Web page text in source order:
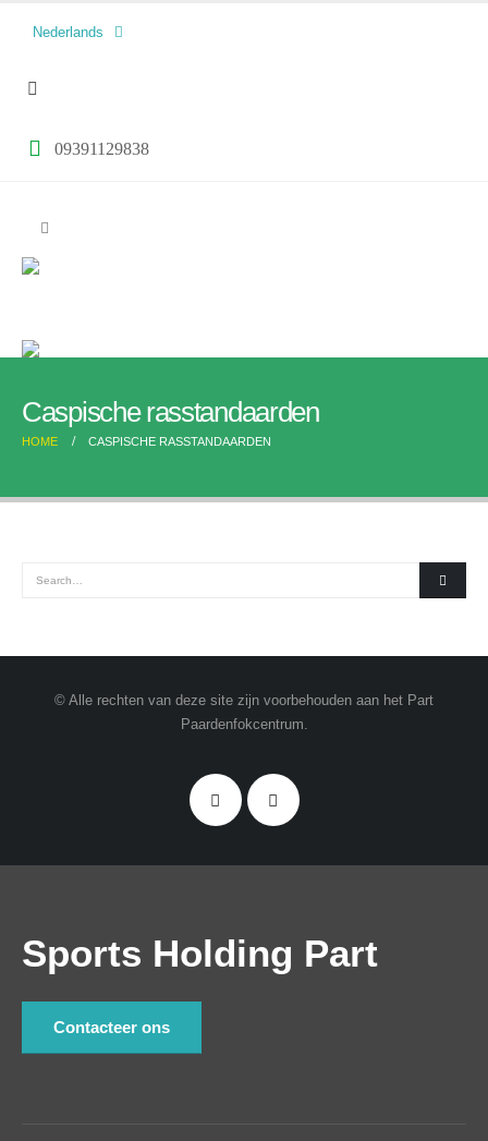
Nederlands
فارسی
09391129838
Caspische rasstandaarden
HOME CASPISCHE RASSTANDAARDEN
© Alle rechten van deze site zijn voorbehouden aan het Part
Paardenfokcentrum.
Sports Holding Part
Contacteer ons